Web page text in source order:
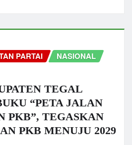
PARTAI
NASIONAL
TEGAL
“PETA JALAN
PKB”, TEGASKAN
PKB MENUJU 2029